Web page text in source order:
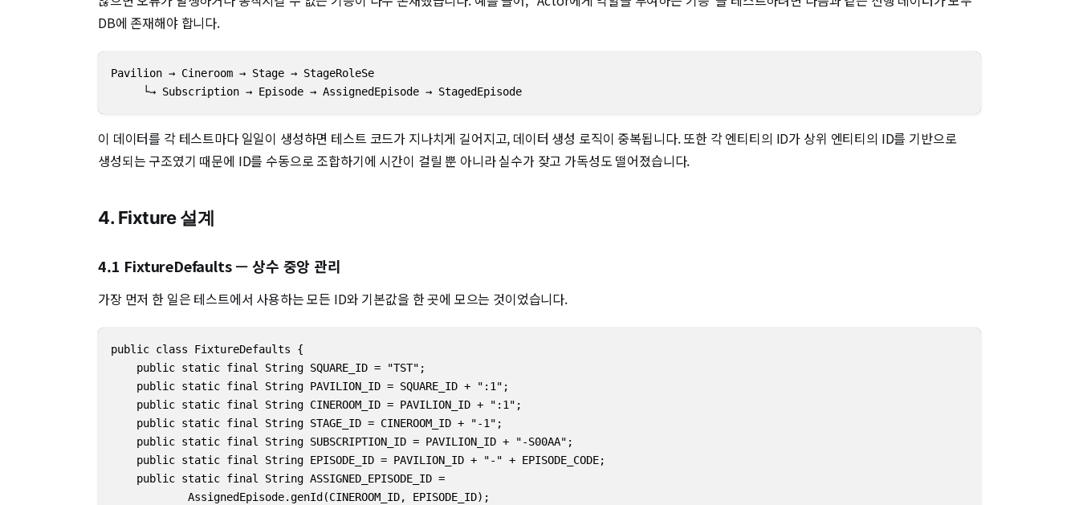
DB에 존재해야 합니다.
Pavilion → Cineroom → Stage → StageRoleSe
└→ Subscription → Episode → AssignedEpisode → StagedEpisode
이 데이터를 각 테스트마다 일일이 생성하면 테스트 코드가 지나치게 길어지고, 데이터 생성 로직이 중복됩니다. 또한 각 엔티티의 ID가 상위 엔티티의 ID를 기반으로
생성되는 구조였기 때문에 ID를 수동으로 조합하기에 시간이 걸릴 뿐 아니라 실수가 잦고 가독성도 떨어졌습니다.
4. Fixture 설계
4.1 FixtureDefaults — 상수 중앙 관리
가장 먼저 한 일은 테스트에서 사용하는 모든 ID와 기본값을 한 곳에 모으는 것이었습니다.
public class FixtureDefaults {
    public static final String SQUARE_ID = "TST";
    public static final String PAVILION_ID = SQUARE_ID + ":1";
    public static final String CINEROOM_ID = PAVILION_ID + ":1";
    public static final String STAGE_ID = CINEROOM_ID + "-1";
    public static final String SUBSCRIPTION_ID = PAVILION_ID + "-S00AA";
    public static final String EPISODE_ID = PAVILION_ID + "-" + EPISODE_CODE;
    public static final String ASSIGNED_EPISODE_ID =
            AssignedEpisode.genId(CINEROOM_ID, EPISODE_ID);